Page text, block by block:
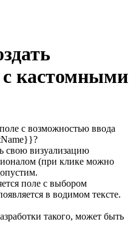
с кастомными
с возможностью ввода
свою визуализацию
(при клике можно
поле с выбором
в водимом тексте.
такого, может быть